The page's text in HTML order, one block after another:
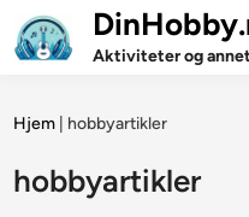
Skip
to
Aktiviteter og
Hjem hobbyartikler
hobbyartikler